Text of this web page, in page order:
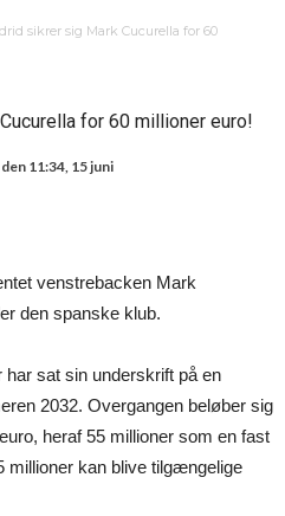
et fristende tilbud, 34 millioner euro
sikrer sig Mark Cucurella for 60
for 60 millioner euro!
11:34, 15 juni
venstrebacken Mark
den spanske klub.
sat sin underskrift på en
2032. Overgangen beløber sig
heraf 55 millioner som en fast
millioner kan blive tilgængelige